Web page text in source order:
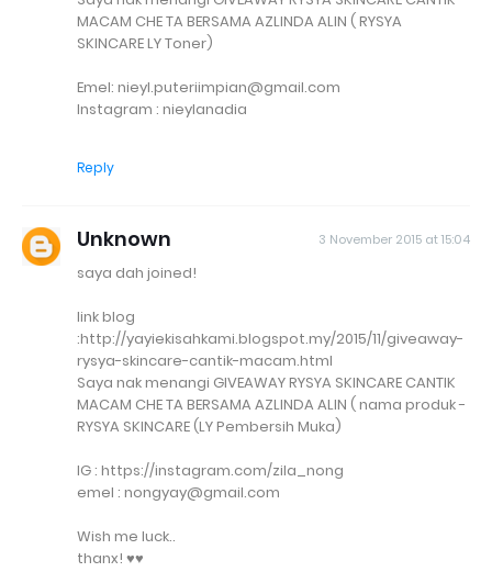
MACAM CHE TA BERSAMA AZLINDA ALIN ( RYSYA
SKINCARE LY Toner)
Emel: nieyl.puteriimpian@gmail.com
Instagram : nieylanadia
Reply
Unknown 3 November 2015 at 15:04
saya dah joined!
link blog
:http://yayiekisahkami.blogspot.my/2015/11/giveaway-
rysya-skincare-cantik-macam.html
Saya nak menangi GIVEAWAY RYSYA SKINCARE CANTIK
MACAM CHE TA BERSAMA AZLINDA ALIN ( nama produk -
RYSYA SKINCARE (LY Pembersih Muka)
IG : https://instagram.com/zila_nong
emel : nongyay@gmail.com
Wish me luck..
thanx! ♥♥